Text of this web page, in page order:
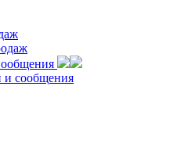
и сообщения